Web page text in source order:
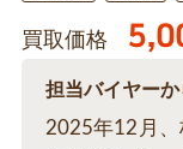
買取価格
担当バイヤーか
2025年12月